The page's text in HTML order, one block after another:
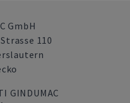
GmbH
110
GINDUMAC